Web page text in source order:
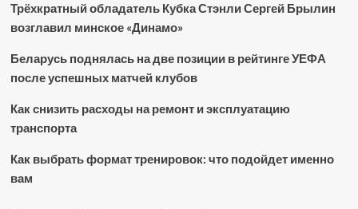
Трёхкратный обладатель Кубка Стэнли Сергей Брылин
возглавил минское «Динамо»
Беларусь поднялась на две позиции в рейтинге УЕФА
после успешных матчей клубов
Как снизить расходы на ремонт и эксплуатацию
транспорта
Как выбрать формат тренировок: что подойдет именно
вам